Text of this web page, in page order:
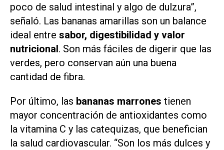
poco de salud intestinal y algo de dulzura”,
señaló. Las bananas amarillas son un balance
ideal entre sabor, digestibilidad y valor
nutricional. Son más fáciles de digerir que las
verdes, pero conservan aún una buena
cantidad de fibra.
Por último, las bananas marrones tienen
mayor concentración de antioxidantes como
la vitamina C y las catequizas, que benefician
la salud cardiovascular. “Son los más dulces y